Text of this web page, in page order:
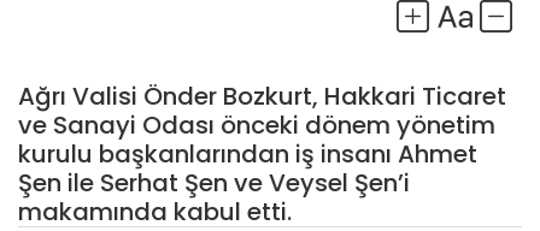
Ağrı Valisi Önder Bozkurt, Hakkari Ticaret
ve Sanayi Odası önceki dönem yönetim
kurulu başkanlarından iş insanı Ahmet
Şen ile Serhat Şen ve Veysel Şen’i
makamında kabul etti.